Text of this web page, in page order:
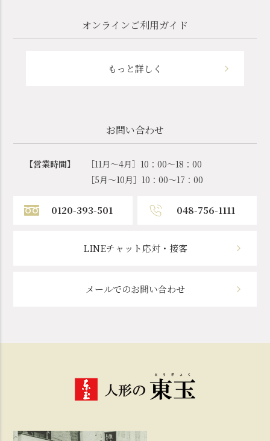
オンラインご利用ガイド
もっと詳しく
お問い合わせ
【営業時間】
［11月～4月］10：00～18：00
［5月～10月］10：00～17：00
0120-393-501 048-756-1111
LINEチャット応対・接客
メールでのお問い合わせ